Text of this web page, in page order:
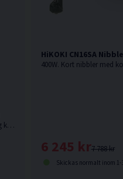
2000W. Kraftfull och stabil torrkapmaskin med hög kapacitet och kraftig motor. Kapmaskin för metall.
HiKOKI CN16SA
7 788 kr
6 245 kr
Skickas normalt inom 1-